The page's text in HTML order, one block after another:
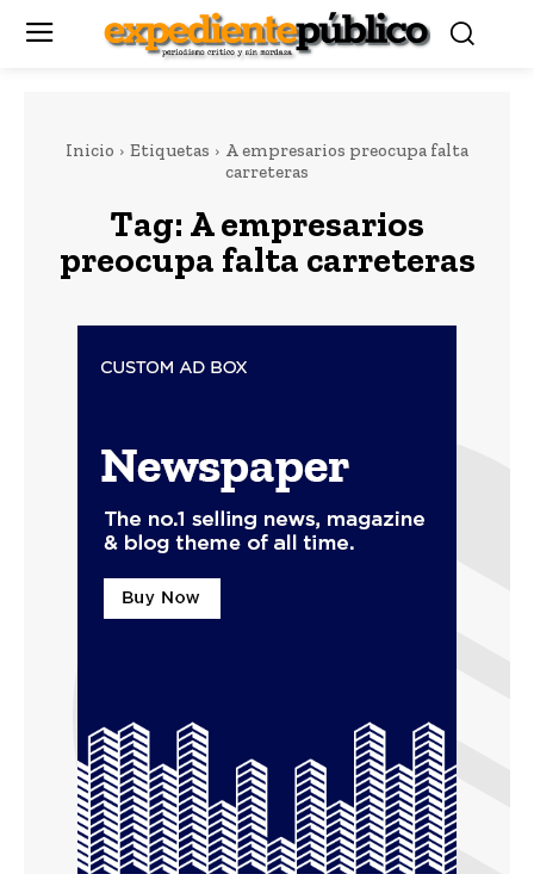
Inicio Etiquetas
A empresarios preocupa falta
carreteras
Tag: A empresarios
preocupa falta carreteras